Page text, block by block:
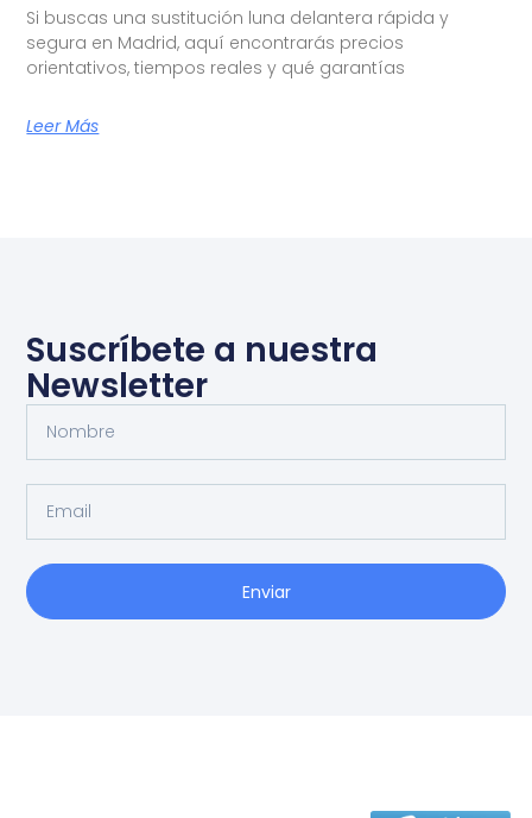
Si buscas una sustitución luna delantera rápida y
segura en Madrid, aquí encontrarás precios
orientativos, tiempos reales y qué garantías
Leer Más
Suscríbete a nuestra
Newsletter
Enviar